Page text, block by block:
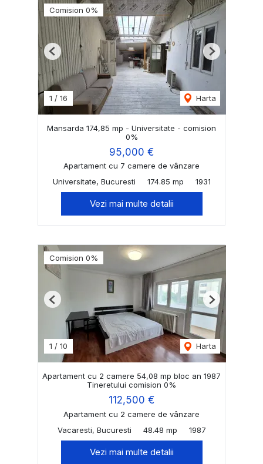
Comision 0%
1 / 16 Harta
Previous Next
Mansarda 174,85 mp - Universitate - comision
0%
95,000 €
Apartament cu 7 camere de vânzare
Universitate, Bucuresti
174.85 mp 1931
Vezi mai multe detalii
Comision 0%
1 / 10 Harta
Previous Next
Apartament cu 2 camere 54,08 mp bloc an 1987
Tineretului comision 0%
112,500 €
Apartament cu 2 camere de vânzare
Vacaresti, Bucuresti
48.48 mp 1987
Vezi mai multe detalii